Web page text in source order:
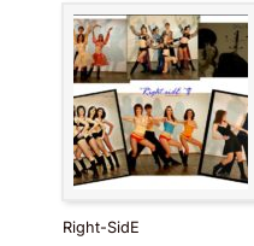
Right-SidE